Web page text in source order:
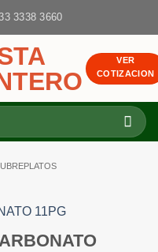
33 3338 3660
VER
COTIZACION